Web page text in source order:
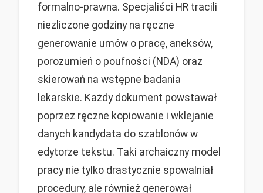
formalno-prawna. Specjaliści HR tracili
niezliczone godziny na ręczne
generowanie umów o pracę, aneksów,
porozumień o poufności (NDA) oraz
skierowań na wstępne badania
lekarskie. Każdy dokument powstawał
poprzez ręczne kopiowanie i wklejanie
danych kandydata do szablonów w
edytorze tekstu. Taki archaiczny model
pracy nie tylko drastycznie spowalniał
procedury, ale również generował